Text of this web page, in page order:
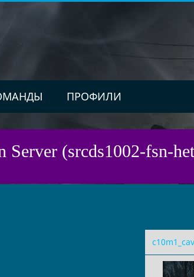
ПРОФИЛИ
Server (srcds1002-fsn-